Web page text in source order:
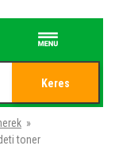
Keres
»
toner